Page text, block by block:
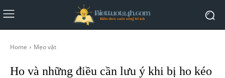
Home Mẹo vặt
Ho và những điều cần lưu ý khi bị ho kéo